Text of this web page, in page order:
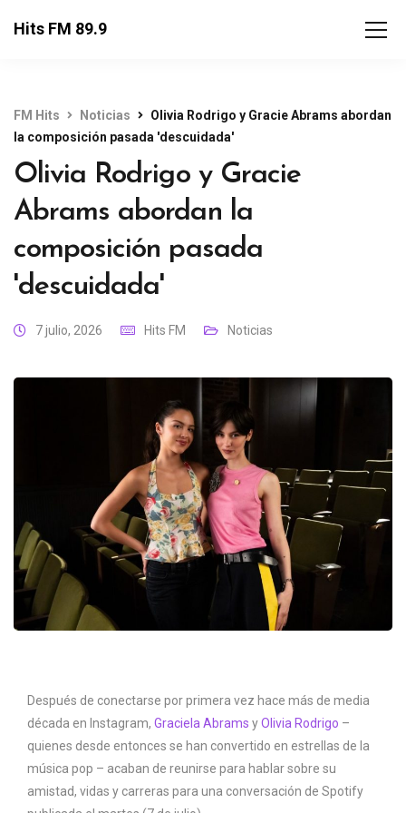
Hits FM 89.9
FM Hits Noticias
Olivia Rodrigo y Gracie Abrams abordan
la composición pasada 'descuidada'
Olivia Rodrigo y Gracie
Abrams abordan la
composición pasada
'descuidada'
7 julio, 2026 Hits FM Noticias
Después de conectarse por primera vez hace más de media
década en Instagram, Graciela Abrams yOlivia Rodrigo –
quienes desde entonces se han convertido en estrellas de la
música pop – acaban de reunirse para hablar sobre su
amistad, vidas y carreras para una conversación de Spotify